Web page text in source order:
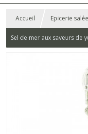
Accueil Epicerie salée
Sel de mer aux saveurs de